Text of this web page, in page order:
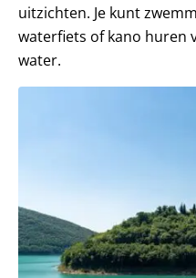
uitzichten. Je kunt
waterfiets of kano huren
water.